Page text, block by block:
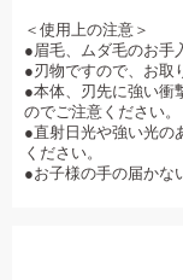
＜使用上の注意＞
●眉毛、ムダ毛のお手
●刃物ですので、お取
●本体、刃先に強い衝
のでご注意ください。
●直射日光や強い光の
ください。
●お子様の手の届かな